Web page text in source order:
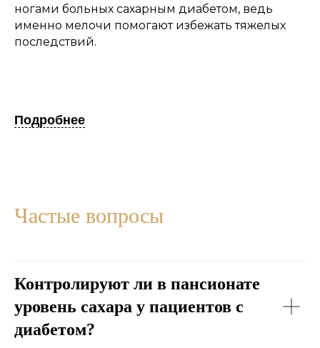
ногами больных сахарным диабетом, ведь
именно мелочи помогают избежать тяжелых
последствий.
Подробнее
Частые вопросы
Контролируют ли в пансионате
уровень сахара у пациентов с
диабетом?